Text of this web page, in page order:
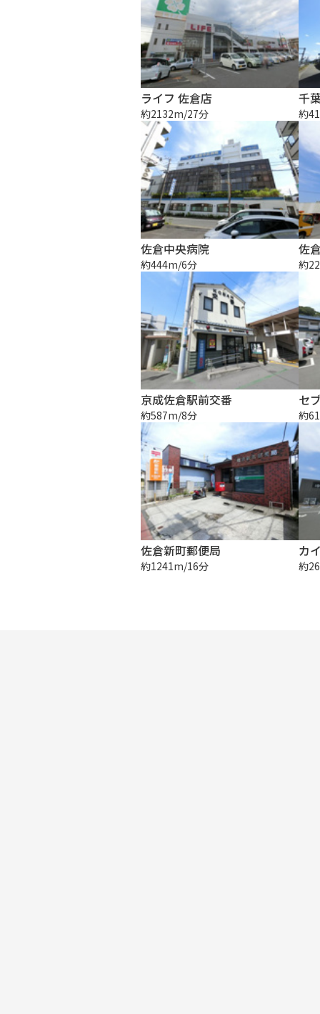
ライフ 佐倉店
約2132m/27分
千
約
佐倉中央病院
約444m/6分
佐
約
京成佐倉駅前交番
約587m/8分
セ
約
佐倉新町郵便局
約1241m/16分
カ
約